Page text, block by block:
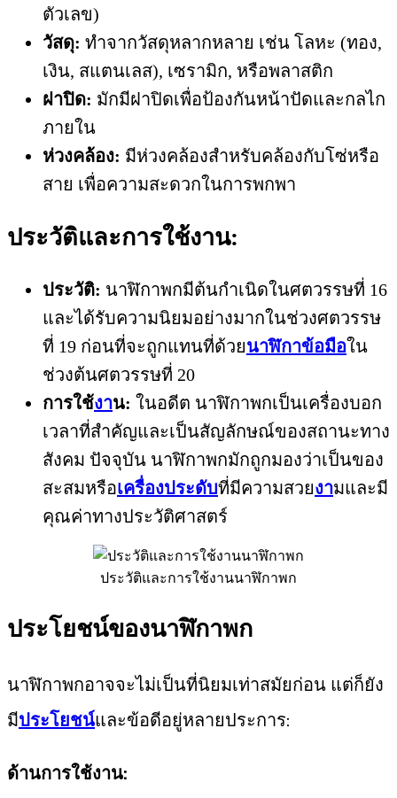
ตัวเลข)
วัสดุ: ทำจากวัสดุหลากหลาย เช่น โลหะ (ทอง,
เงิน, สแตนเลส), เซรามิก, หรือพลาสติก
ฝาปิด: มักมีฝาปิดเพื่อป้องกันหน้าปัดและกลไก
ภายใน
ห่วงคล้อง: มีห่วงคล้องสำหรับคล้องกับโซ่หรือ
สาย เพื่อความสะดวกในการพกพา
ประวัติและการใช้งาน:
ประวัติ: นาฬิกาพกมีต้นกำเนิดในศตวรรษที่ 16
และได้รับความนิยมอย่างมากในช่วงศตวรรษ
ที่ 19 ก่อนที่จะถูกแทนที่ด้วยนาฬิกาข้อมือใน
ช่วงต้นศตวรรษที่ 20
การใช้งาน: ในอดีต นาฬิกาพกเป็นเครื่องบอก
เวลาที่สำคัญและเป็นสัญลักษณ์ของสถานะทาง
สังคม ปัจจุบัน นาฬิกาพกมักถูกมองว่าเป็นของ
สะสมหรือเครื่องประดับที่มีความสวยงามและมี
คุณค่าทางประวัติศาสตร์
ประวัติและการใช้งานนาฬิกาพก
ประโยชน์ของนาฬิกาพก
นาฬิกาพกอาจจะไม่เป็นที่นิยมเท่าสมัยก่อน แต่ก็ยัง
มีประโยชน์และข้อดีอยู่หลายประการ:
ด้านการใช้งาน: